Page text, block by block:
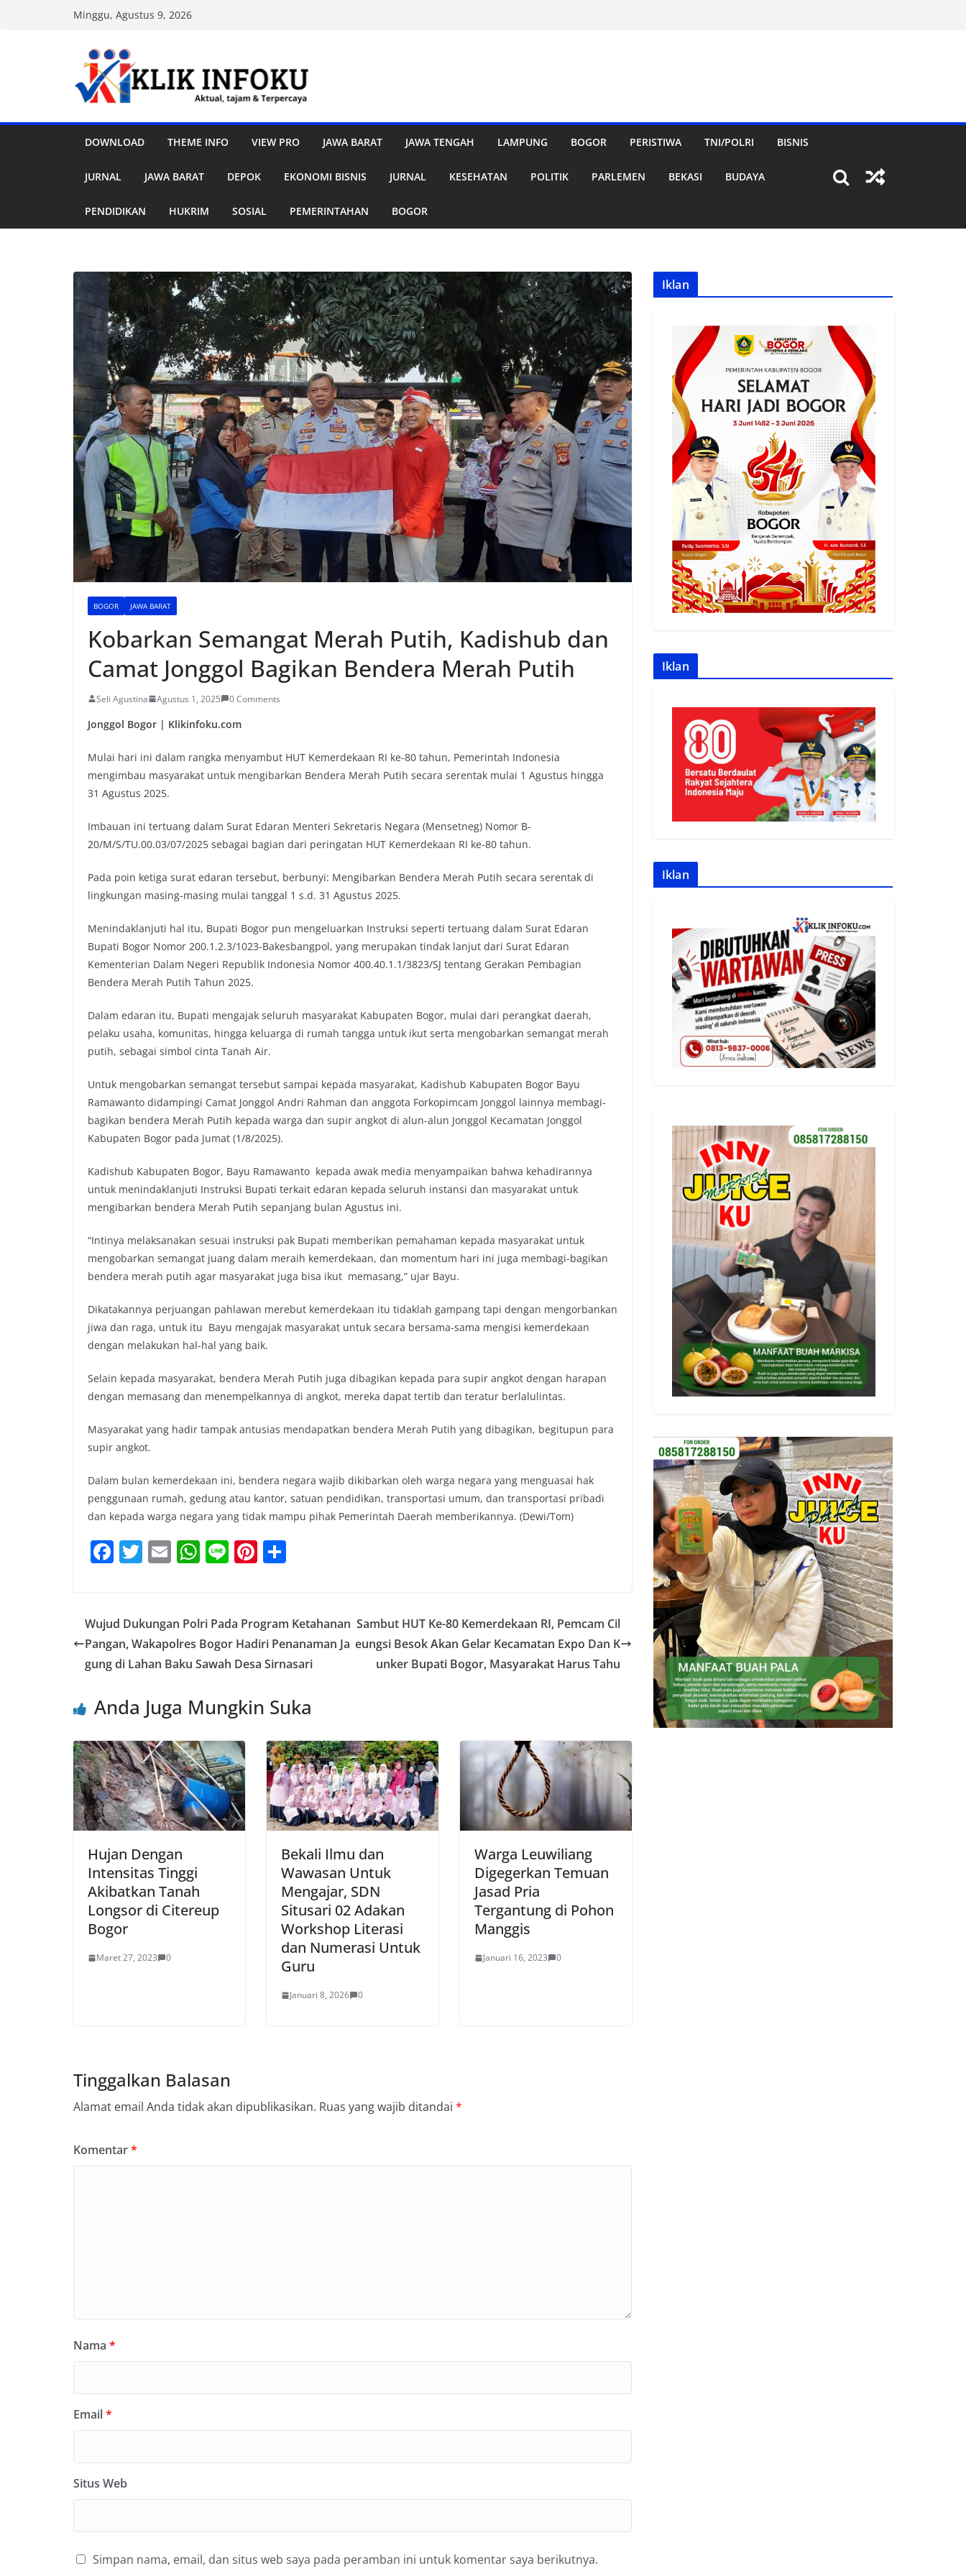
Minggu, Agustus 9, 2026
DOWNLOAD THEME INFO VIEW PRO JAWA BARAT JAWA TENGAH LAMPUNG BOGOR PERISTIWA TNI/POLRI BISNIS
JURNAL JAWA BARAT DEPOK EKONOMI BISNIS JURNAL KESEHATAN POLITIK PARLEMEN BEKASI BUDAYA
PENDIDIKAN HUKRIM SOSIAL PEMERINTAHAN BOGOR
BOGOR JAWA BARAT
Kobarkan Semangat Merah Putih, Kadishub dan
Camat Jonggol Bagikan Bendera Merah Putih
Seli Agustina Agustus 1, 2025 0 Comments
Jonggol Bogor | Klikinfoku.com
Mulai hari ini dalam rangka menyambut HUT Kemerdekaan RI ke-80 tahun, Pemerintah Indonesia
mengimbau masyarakat untuk mengibarkan Bendera Merah Putih secara serentak mulai 1 Agustus hingga
31 Agustus 2025.
Imbauan ini tertuang dalam Surat Edaran Menteri Sekretaris Negara (Mensetneg) Nomor B-
20/M/S/TU.00.03/07/2025 sebagai bagian dari peringatan HUT Kemerdekaan RI ke-80 tahun.
Pada poin ketiga surat edaran tersebut, berbunyi: Mengibarkan Bendera Merah Putih secara serentak di
lingkungan masing-masing mulai tanggal 1 s.d. 31 Agustus 2025.
Menindaklanjuti hal itu, Bupati Bogor pun mengeluarkan Instruksi seperti tertuang dalam Surat Edaran
Bupati Bogor Nomor 200.1.2.3/1023-Bakesbangpol, yang merupakan tindak lanjut dari Surat Edaran
Kementerian Dalam Negeri Republik Indonesia Nomor 400.40.1.1/3823/SJ tentang Gerakan Pembagian
Bendera Merah Putih Tahun 2025.
Dalam edaran itu, Bupati mengajak seluruh masyarakat Kabupaten Bogor, mulai dari perangkat daerah,
pelaku usaha, komunitas, hingga keluarga di rumah tangga untuk ikut serta mengobarkan semangat merah
putih, sebagai simbol cinta Tanah Air.
Untuk mengobarkan semangat tersebut sampai kepada masyarakat, Kadishub Kabupaten Bogor Bayu
Ramawanto didampingi Camat Jonggol Andri Rahman dan anggota Forkopimcam Jonggol lainnya membagi-
bagikan bendera Merah Putih kepada warga dan supir angkot di alun-alun Jonggol Kecamatan Jonggol
Kabupaten Bogor pada Jumat (1/8/2025).
Kadishub Kabupaten Bogor, Bayu Ramawanto kepada awak media menyampaikan bahwa kehadirannya
untuk menindaklanjuti Instruksi Bupati terkait edaran kepada seluruh instansi dan masyarakat untuk
mengibarkan bendera Merah Putih sepanjang bulan Agustus ini.
“Intinya melaksanakan sesuai instruksi pak Bupati memberikan pemahaman kepada masyarakat untuk
mengobarkan semangat juang dalam meraih kemerdekaan, dan momentum hari ini juga membagi-bagikan
bendera merah putih agar masyarakat juga bisa ikut memasang,” ujar Bayu.
Dikatakannya perjuangan pahlawan merebut kemerdekaan itu tidaklah gampang tapi dengan mengorbankan
jiwa dan raga, untuk itu Bayu mengajak masyarakat untuk secara bersama-sama mengisi kemerdekaan
dengan melakukan hal-hal yang baik.
Selain kepada masyarakat, bendera Merah Putih juga dibagikan kepada para supir angkot dengan harapan
dengan memasang dan menempelkannya di angkot, mereka dapat tertib dan teratur berlalulintas.
Masyarakat yang hadir tampak antusias mendapatkan bendera Merah Putih yang dibagikan, begitupun para
supir angkot.
Dalam bulan kemerdekaan ini, bendera negara wajib dikibarkan oleh warga negara yang menguasai hak
penggunaan rumah, gedung atau kantor, satuan pendidikan, transportasi umum, dan transportasi pribadi
dan kepada warga negara yang tidak mampu pihak Pemerintah Daerah memberikannya. (Dewi/Tom)
F
e
b
o
k
T
er
E
l
W
s
A
p
Li Pi
e
st
e
Wujud Dukungan Polri Pada Program Ketahanan
Pangan, Wakapolres Bogor Hadiri Penanaman Ja
gung di Lahan Baku Sawah Desa Sirnasari
Sambut HUT Ke-80 Kemerdekaan RI, Pemcam Cil
eungsi Besok Akan Gelar Kecamatan Expo Dan K
unker Bupati Bogor, Masyarakat Harus Tahu
Anda Juga Mungkin Suka
Hujan Dengan
Intensitas Tinggi
Akibatkan Tanah
Longsor di Citereup
Bogor
Maret 27, 2023 0
Bekali Ilmu dan
Wawasan Untuk
Mengajar, SDN
Situsari 02 Adakan
Workshop Literasi
dan Numerasi Untuk
Guru
Januari 8, 2026 0
Warga Leuwiliang
Digegerkan Temuan
Jasad Pria
Tergantung di Pohon
Manggis
Januari 16, 2023 0
Tinggalkan Balasan
Alamat email Anda tidak akan dipublikasikan. Ruas yang wajib ditandai *
Komentar*
Nama *
Email*
Situs Web
Simpan nama, email, dan situs web saya pada peramban ini untuk komentar saya berikutnya.
Iklan
Iklan
Iklan